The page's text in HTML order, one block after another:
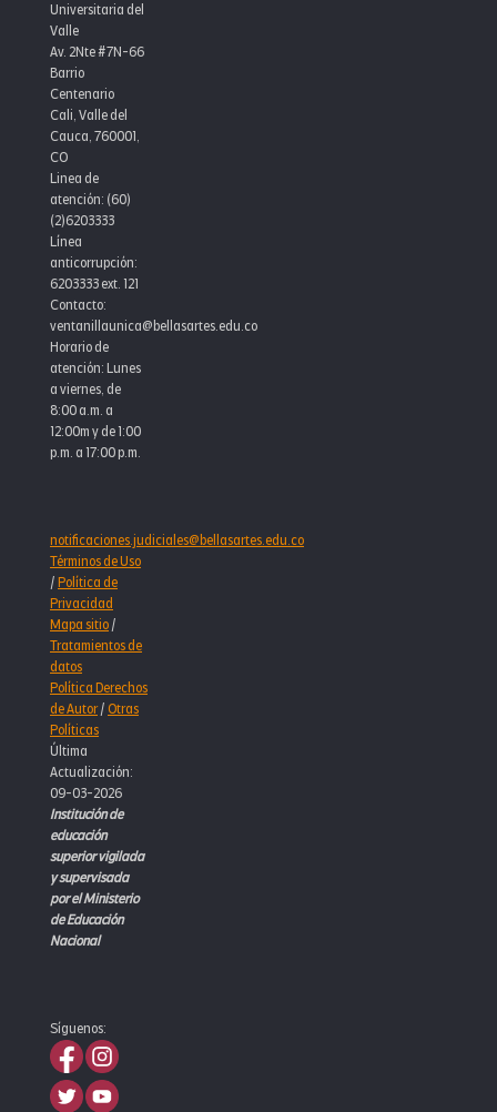
Universitaria del
Valle
Av. 2Nte #7N-66
Barrio
Centenario
Cali, Valle del
Cauca, 760001,
CO
Linea de
atención: (60)
(2)6203333
Línea
anticorrupción:
6203333 ext. 121
Contacto:
ventanillaunica@bellasartes.edu.co
Horario de
atención: Lunes
a viernes, de
8:00 a.m. a
12:00m y de 1:00
p.m. a 17:00 p.m.
notificaciones.judiciales@bellasartes.edu.co
Términos de Uso
/Política de
Privacidad
Mapa sitio/
Tratamientos de
datos
Política Derechos
de Autor/Otras
Políticas
Última
Actualización:
09-03-2026
Institución de
educación
superior vigilada
y supervisada
por el Ministerio
de Educación
Nacional
Síguenos: